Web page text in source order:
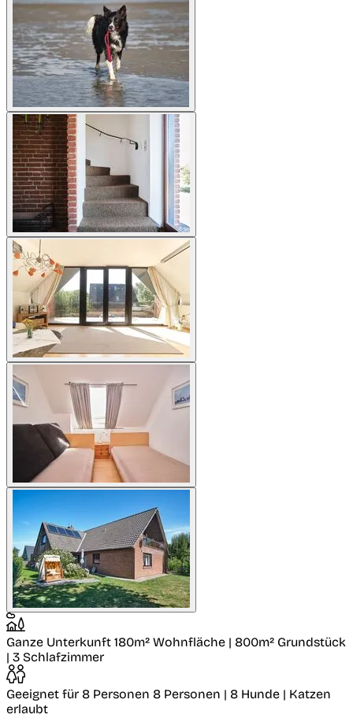
Ganze Unterkunft 180m² Wohnfläche | 800m² Grundstück
| 3 Schlafzimmer
Geeignet für 8 Personen 8 Personen | 8 Hunde | Katzen
erlaubt